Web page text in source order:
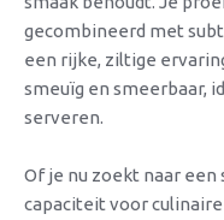
gecombineerd met
een rijke, ziltige
smeuïg en smeerbaar,
serveren.
Of je nu zoekt naar
capaciteit voor